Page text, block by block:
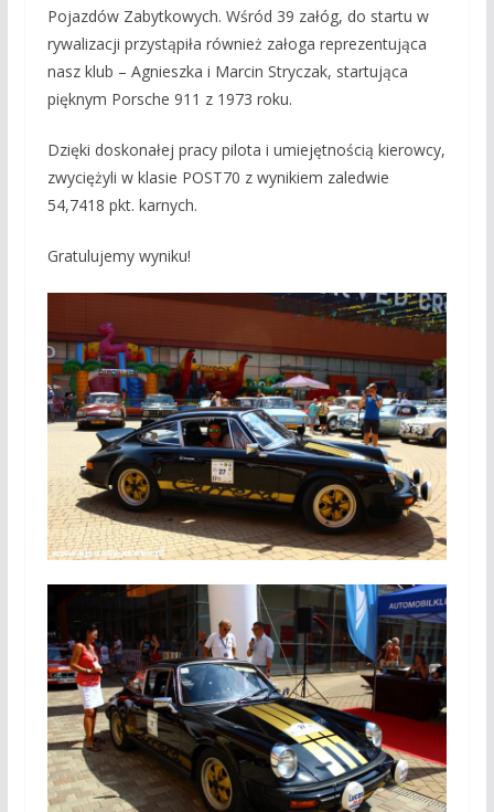
Pojazdów Zabytkowych. Wśród 39 załóg, do startu w
rywalizacji przystąpiła również załoga reprezentująca
nasz klub – Agnieszka i Marcin Stryczak, startująca
pięknym Porsche 911 z 1973 roku.
Dzięki doskonałej pracy pilota i umiejętnością kierowcy,
zwyciężyli w klasie POST70 z wynikiem zaledwie
54,7418 pkt. karnych.
Gratulujemy wyniku!